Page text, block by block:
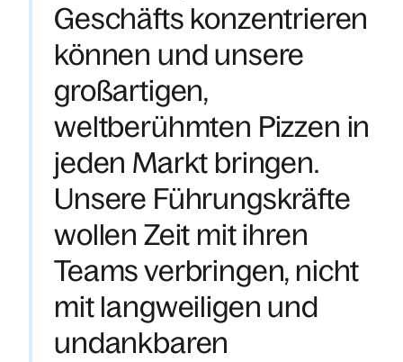
Geschäfts konzentrieren
können und unsere
großartigen,
weltberühmten Pizzen in
jeden Markt bringen.
Unsere Führungskräfte
wollen Zeit mit ihren
Teams verbringen, nicht
mit langweiligen und
undankbaren